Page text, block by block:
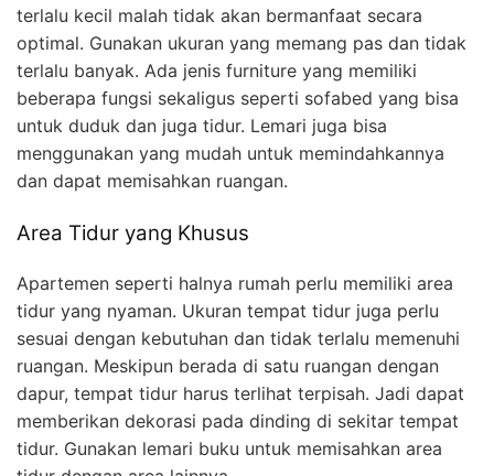
terlalu kecil malah tidak akan bermanfaat secara
optimal. Gunakan ukuran yang memang pas dan tidak
terlalu banyak. Ada jenis furniture yang memiliki
beberapa fungsi sekaligus seperti sofabed yang bisa
untuk duduk dan juga tidur. Lemari juga bisa
menggunakan yang mudah untuk memindahkannya
dan dapat memisahkan ruangan.
Area Tidur yang Khusus
Apartemen seperti halnya rumah perlu memiliki area
tidur yang nyaman. Ukuran tempat tidur juga perlu
sesuai dengan kebutuhan dan tidak terlalu memenuhi
ruangan. Meskipun berada di satu ruangan dengan
dapur, tempat tidur harus terlihat terpisah. Jadi dapat
memberikan dekorasi pada dinding di sekitar tempat
tidur. Gunakan lemari buku untuk memisahkan area